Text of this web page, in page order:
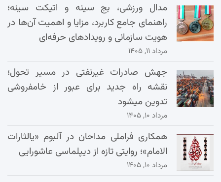
مدال ورزشی، بج سینه و اتیکت سینه؛
راهنمای جامع کاربرد، مزایا و اهمیت آن‌ها در
هویت سازمانی و رویدادهای حرفه‌ای
مرداد ۱۱, ۱۴۰۵
جهش صادرات غیرنفتی در مسیر تحول؛
نقشه راه جدید برای عبور از خامفروشی
تدوین میشود
مرداد ۱۰, ۱۴۰۵
همکاری فراملی مداحان در آلبوم «یالثارات
الامام»؛ روایتی تازه از دیپلماسی عاشورایی
مرداد ۱۰, ۱۴۰۵